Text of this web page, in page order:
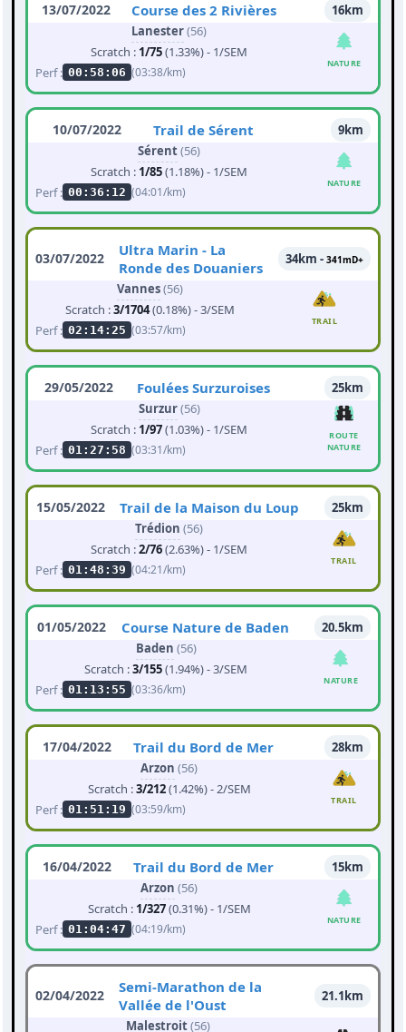
13/07/2022 Course des 2 Rivières
16km
Lanester(56)
Scratch : 1/75(1.33%) - 1/SEM
Perf : 00:58:06 (03:38/km)
NATURE
10/07/2022 Trail de Sérent
9km
Sérent(56)
Scratch : 1/85(1.18%) - 1/SEM
Perf : 00:36:12 (04:01/km)
NATURE
03/07/2022
Ultra Marin - La
Ronde des Douaniers
34km - 341mD+
Vannes(56)
Scratch :3/1704(0.18%) - 3/SEM
Perf : 02:14:25 (03:57/km)
TRAIL
29/05/2022 Foulées Surzuroises
25km
Surzur(56)
Scratch : 1/97(1.03%) - 1/SEM
Perf : 01:27:58 (03:31/km)
ROUTE
NATURE
15/05/2022 Trail de la Maison du Loup
25km
Trédion (56)
Scratch :2/76(2.63%) - 1/SEM
Perf : 01:48:39 (04:21/km)
TRAIL
01/05/2022 Course Nature de Baden
20.5km
Baden (56)
Scratch :3/155(1.94%) - 3/SEM
Perf : 01:13:55 (03:36/km)
NATURE
17/04/2022 Trail du Bord de Mer
28km
Arzon (56)
Scratch :3/212(1.42%) - 2/SEM
Perf : 01:51:19 (03:59/km)
TRAIL
16/04/2022 Trail du Bord de Mer
15km
Arzon (56)
Scratch : 1/327(0.31%) - 1/SEM
Perf : 01:04:47 (04:19/km)
NATURE
02/04/2022
Semi-Marathon de la
Vallée de l'Oust
21.1km
Malestroit(56)